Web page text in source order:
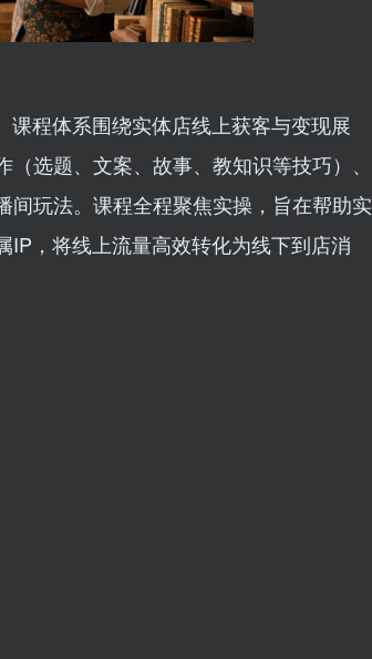
程体系围绕实体店线上获客与变现展
选题、文案、故事、教知识等技巧）、
玩法。课程全程聚焦实操，旨在帮助实
，将线上流量高效转化为线下到店消